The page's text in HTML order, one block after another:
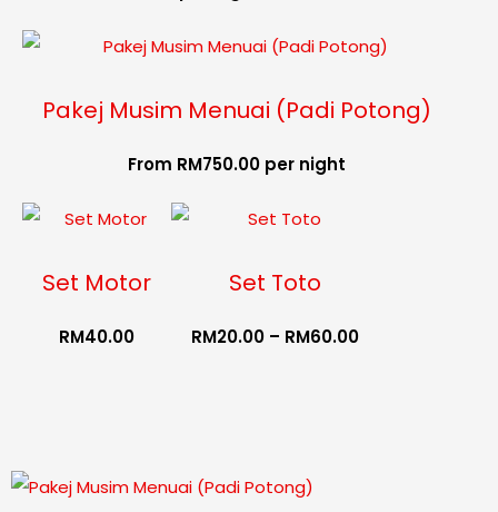
Pakej Musim Menuai (Padi Potong)
From RM750.00 per night
Set Motor
RM40.00
Set Toto
RM20.00 – RM60.00